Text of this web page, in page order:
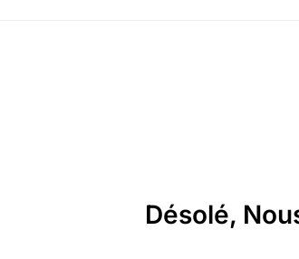
Désolé,